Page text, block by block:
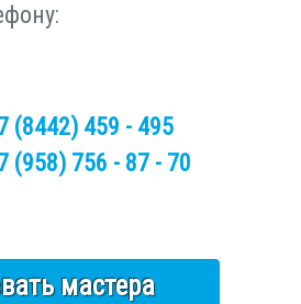
(8442) 459 - 495
(958) 756 - 87 - 70
мастера